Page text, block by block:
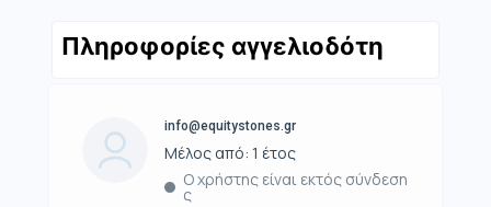
Πληροφορίες αγγελιοδότη
info@equitystones.gr
Μέλος από: 1 έτος
Ο χρήστης είναι εκτός σύνδεση
ς